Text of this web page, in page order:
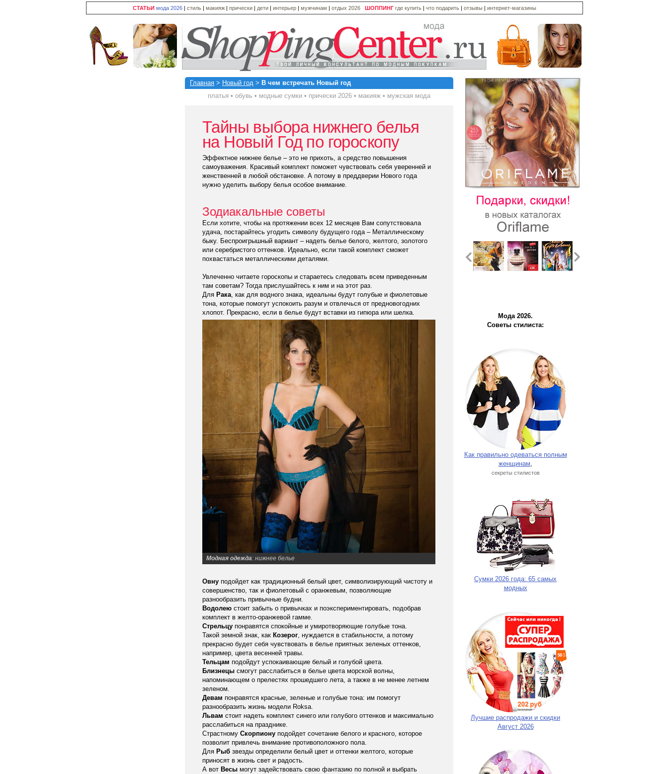
СТАТЬИ мода 2026 | стиль | макияж | прически | дети | интерьер | мужчинам | отдых 2026 ШОППИНГ где купить | что подарить | отзывы | интернет-магазины
Главная > Новый год > В чем встречать Новый год
платья • обувь • модные сумки • прически 2026 • макияж • мужская мода
Тайны выбора нижнего белья
на Новый Год по гороскопу
Эффектное нижнее белье – это не прихоть, а средство повышения
самоуважения. Красивый комплект поможет чувствовать себя уверенней и
женственней в любой обстановке. А потому в преддверии Нового года
нужно уделить выбору белья особое внимание.
Зодиакальные советы
Если хотите, чтобы на протяжении всех 12 месяцев Вам сопутствовала
удача, постарайтесь угодить символу будущего года – Металлическому
быку. Беспроигрышный вариант – надеть белье белого, желтого, золотого
или серебристого оттенков. Идеально, если такой комплект сможет
похвастаться металлическими деталями.
Увлеченно читаете гороскопы и стараетесь следовать всем приведенным
там советам? Тогда прислушайтесь к ним и на этот раз.
Для Рака, как для водного знака, идеальны будут голубые и фиолетовые
тона, которые помогут успокоить разум и отвлечься от предновогодних
хлопот. Прекрасно, если в белье будут вставки из гипюра или шелка.
Модная одежда: нижнее белье
Овну подойдет как традиционный белый цвет, символизирующий чистоту и
совершенство, так и фиолетовый с оранжевым, позволяющие
разнообразить привычные будни.
Водолею стоит забыть о привычках и поэкспериментировать, подобрав
комплект в желто-оранжевой гамме.
Стрельцу понравятся спокойные и умиротворяющие голубые тона.
Такой земной знак, как Козерог, нуждается в стабильности, а потому
прекрасно будет себя чувствовать в белье приятных зеленых оттенков,
например, цвета весенней травы.
Тельцам подойдут успокаивающие белый и голубой цвета.
Близнецы смогут расслабиться в белье цвета морской волны,
напоминающем о прелестях прошедшего лета, а также в не менее летнем
зеленом.
Девам понравятся красные, зеленые и голубые тона: им помогут
разнообразить жизнь модели Roksa.
Львам стоит надеть комплект синего или голубого оттенков и максимально
расслабиться на празднике.
Страстному Скорпиону подойдет сочетание белого и красного, которое
позволит привлечь внимание противоположного пола.
Для Рыб звезды определили белый цвет и оттенки желтого, которые
приносят в жизнь свет и радость.
А вот Весы могут задействовать свою фантазию по полной и выбрать
Мода 2026.
Советы стилиста:
Как правильно одеваться полным
женщинам,
секреты стилистов
Сумки 2026 года: 65 самых
модных
Лучшие распродажи и скидки
Август 2026